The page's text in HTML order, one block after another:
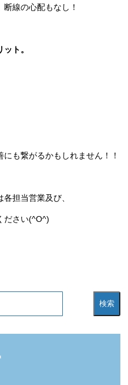
断線の心配もなし！
ト。
も繋がるかもしれません！！
担当営業及び、
ださい(^O^)
検索